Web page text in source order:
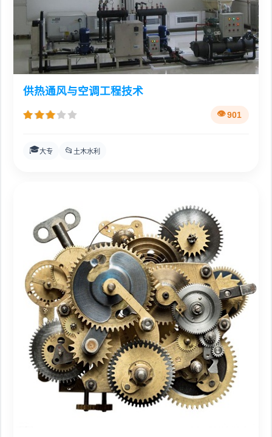
供热通风与空调工程技术
901
🎓大专 📂 土木水利